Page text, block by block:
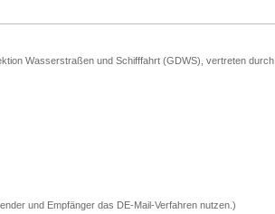
Wasserstraßen und Schifffahrt (GDWS), vertreten durch
und Empfänger das DE-Mail-Verfahren nutzen.)